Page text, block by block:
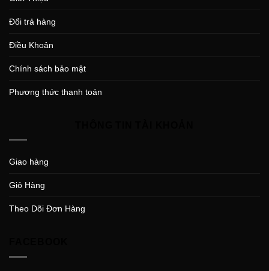
Đổi trả hàng
Điều Khoản
Chính sách bảo mật
Phương thức thanh toán
Giao hàng
Giỏ Hàng
Theo Dõi Đơn Hàng